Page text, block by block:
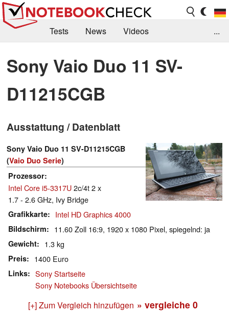
Tests News
Videos
Kaufberatung
Deals Suche
Jobs
Forum
...
Sony Vaio Duo 11 SV-
D11215CGB
Ausstattung / Datenblatt
Sony Vaio Duo 11 SV-D11215CGB
(Vaio Duo Serie)
Prozessor
Intel Core i5-3317U2c/4t 2 x
1.7 - 2.6 GHz, Ivy Bridge
Grafikkarte Intel HD Graphics 4000
Bildschirm 11.60 Zoll 16:9, 1920 x 1080 Pixel, spiegelnd: ja
Gewicht 1.3 kg
Preis 1400 Euro
Links
Sony Startseite
Sony Notebooks Übersichtseite
[+] Zum Vergleich hinzufügen » vergleiche 0